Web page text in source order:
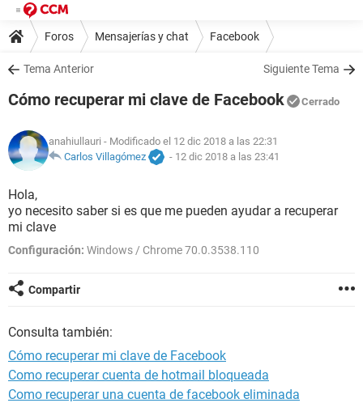
Foros Mensajerías y chat Facebook
Tema Anterior Siguiente Tema
Cómo recuperar mi clave de Facebook Cerrado
anahiullauri - Modificado el 12 dic 2018 a las 22:31
Carlos Villagómez
- 12 dic 2018 a las 23:41
Hola,
yo necesito saber si es que me pueden ayudar a recuperar
mi clave
Configuración: Windows / Chrome 70.0.3538.110
Compartir
Consulta también:
Cómo recuperar mi clave de Facebook
Como recuperar cuenta de hotmail bloqueada
Como recuperar una cuenta de facebook eliminada